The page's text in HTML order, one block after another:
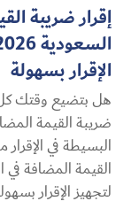
إقرار ضريبة
الإقرار بسهولة
هل بتضيع وقتك كل
ضريبة القيمة
البسيطة في
لتجهيز الإقرار